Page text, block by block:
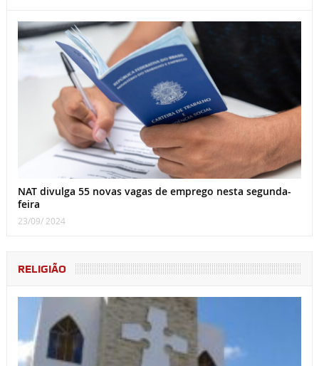
NAT divulga 55 novas vagas de emprego nesta segunda-
feira
23/09/ 2024
RELIGIÃO